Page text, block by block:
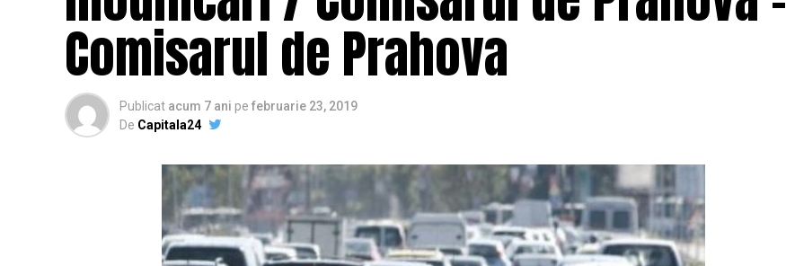
Comisarul de Prahova
Publicat acum 7 ani pe februarie 23, 2019
De Capitala24